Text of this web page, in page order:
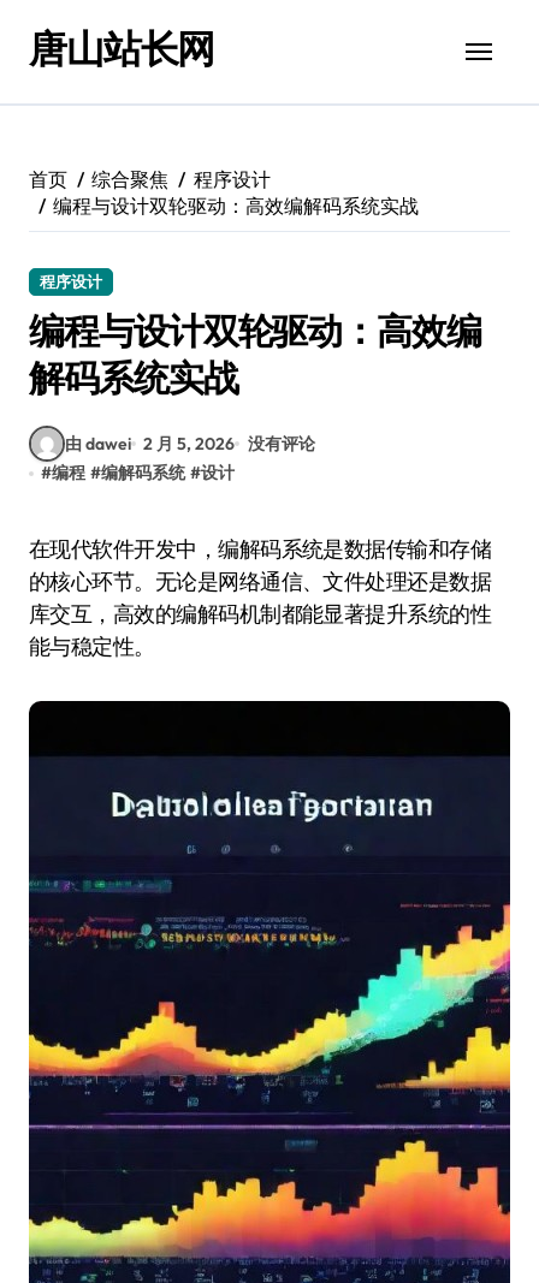
唐山站长网
首页 综合聚焦
程序设计
编程与设计双轮驱动：高效编解码系统实战
程序设计
编程与设计双轮驱动：高效编
解码系统实战
由 dawei 2 月 5, 2026 没有评论
#编程 #编解码系统 #设计
在现代软件开发中，编解码系统是数据传输和存储
的核心环节。无论是网络通信、文件处理还是数据
库交互，高效的编解码机制都能显著提升系统的性
能与稳定性。